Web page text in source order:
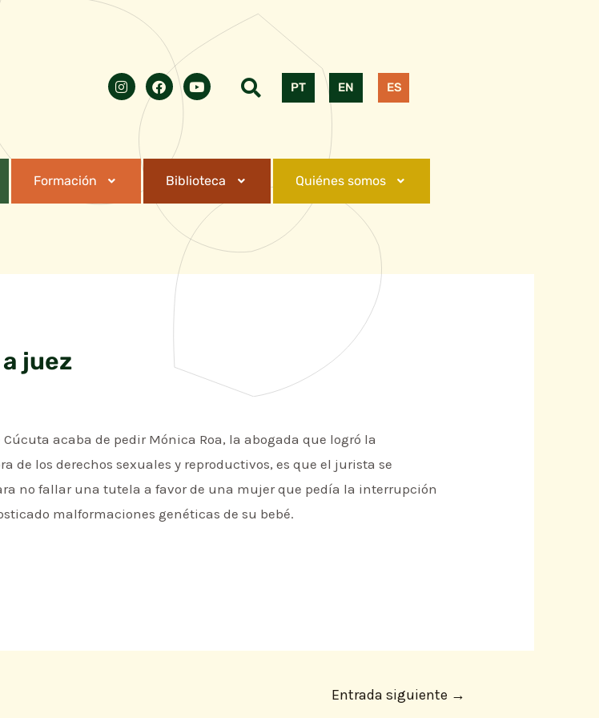
PT EN ES
Formación Biblioteca Quiénes somos
juez
acaba de pedir Mónica Roa, la abogada que logró la
de los derechos sexuales y reproductivos, es que el jurista se
no fallar una tutela a favor de una mujer que pedía la interrupción
malformaciones genéticas de su bebé.
Entrada siguiente →